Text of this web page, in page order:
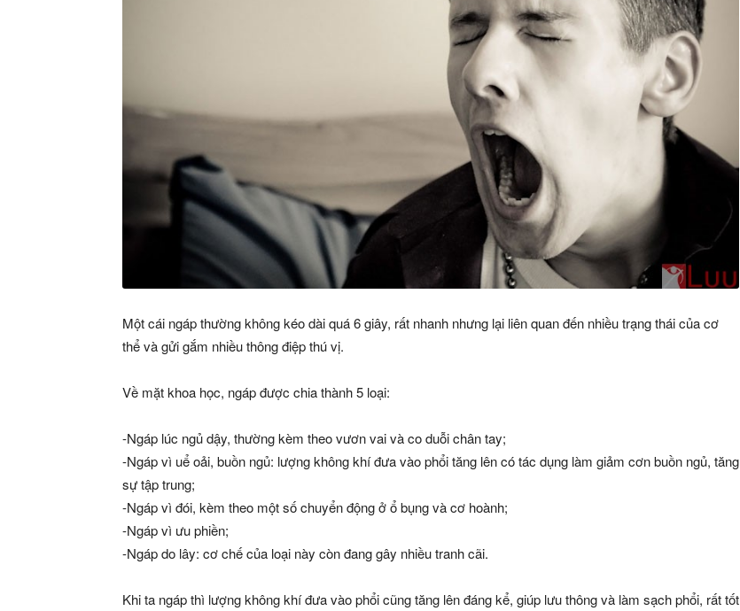
Một cái ngáp thường không kéo dài quá 6 giây, rất nhanh nhưng lại liên quan đến nhiều trạng thái của cơ
thể và gửi gắm nhiều thông điệp thú vị.
Về mặt khoa học, ngáp được chia thành 5 loại:
-Ngáp lúc ngủ dậy, thường kèm theo vươn vai và co duỗi chân tay;
-Ngáp vì uể oải, buồn ngủ: lượng không khí đưa vào phổi tăng lên có tác dụng làm giảm cơn buồn ngủ, tăng
sự tập trung;
-Ngáp vì đói, kèm theo một số chuyển động ở ổ bụng và cơ hoành;
-Ngáp vì ưu phiền;
-Ngáp do lây: cơ chế của loại này còn đang gây nhiều tranh cãi.
Khi ta ngáp thì lượng không khí đưa vào phổi cũng tăng lên đáng kể, giúp lưu thông và làm sạch phổi, rất tốt